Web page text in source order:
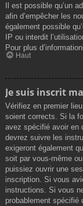
Il est possible qu’un
afin d’empêcher les
également possible
IP ou interdit
Pour plus
Haut
Je suis inscrit
Vérifiez en premier
soient corrects. Si la
avez spécifié avoir en
devrez suivre les
exigeront également
soit par vous-même
puissiez ouvrir une
inscription. Si vous
instructions. Si vous
probablement spécifié